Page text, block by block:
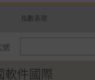
指數表現
號
件國際